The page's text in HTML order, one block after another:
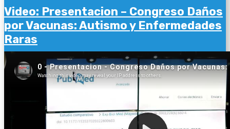
Video: Presentacion – Congreso Daños
por Vacunas: Autismo y Enfermedades
Raras